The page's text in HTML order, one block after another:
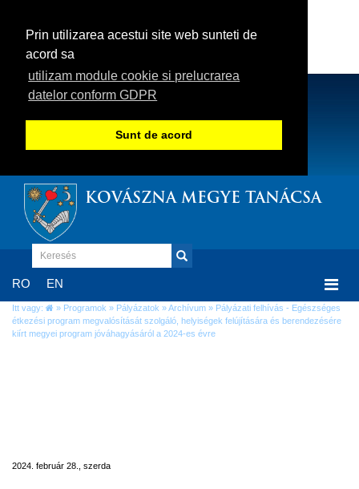
Prin utilizarea acestui site web sunteti de
acord sa
utilizam module cookie si prelucrarea
datelor conform GDPR
Sunt de acord
KOVÁSZNA MEGYE TANÁCSA
RO EN
Itt vagy: » Programok » Pályázatok »Archívum » Pályázati felhívás - Egészséges
étkezési program megvalósítását szolgáló, helyiségek felújítására és berendezésére
kiírt megyei program jóváhagyásáról a 2024-es évre
2024. február 28., szerda